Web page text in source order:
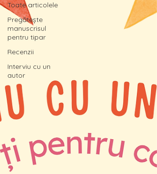
Toate articolele
Pregătește
manuscrisul
pentru tipar
Recenzii
Interviu cu un
autor